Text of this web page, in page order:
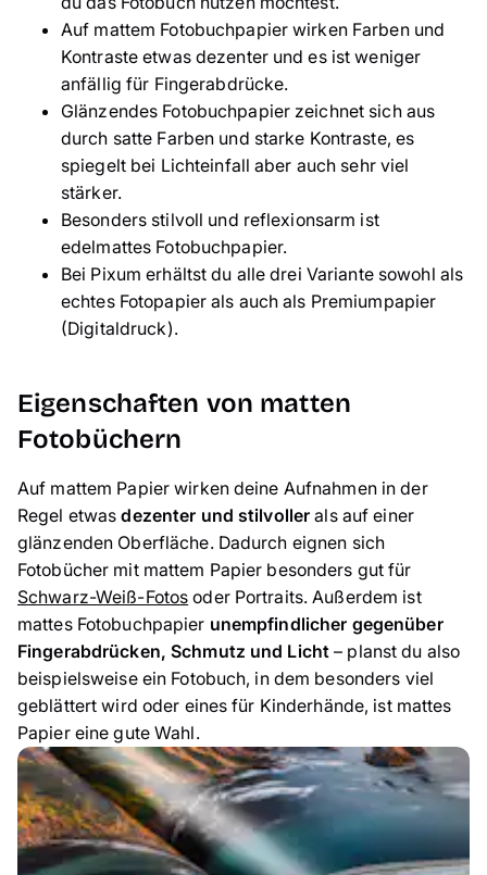
Auf mattem Fotobuchpapier wirken Farben und
Kontraste etwas dezenter und es ist weniger
anfällig für Fingerabdrücke.
Glänzendes Fotobuchpapier zeichnet sich aus
durch satte Farben und starke Kontraste, es
spiegelt bei Lichteinfall aber auch sehr viel
stärker.
Besonders stilvoll und reflexionsarm ist
edelmattes Fotobuchpapier.
Bei Pixum erhältst du alle drei Variante sowohl als
echtes Fotopapier als auch als Premiumpapier
(Digitaldruck).
Eigenschaften von matten
Fotobüchern
Auf mattem Papier wirken deine Aufnahmen in der
Regel etwasdezenter und stilvoller als auf einer
glänzenden Oberfläche. Dadurch eignen sich
Fotobücher mit mattem Papier besonders gut für
Schwarz-Weiß-Fotos oder Portraits. Außerdem ist
mattes Fotobuchpapier unempfindlicher gegenüber
Fingerabdrücken, Schmutz und Licht – planst du also
beispielsweise ein Fotobuch, in dem besonders viel
geblättert wird oder eines für Kinderhände, ist mattes
Papier eine gute Wahl.